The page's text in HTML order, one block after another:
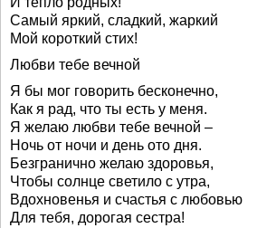
Самый яркий, сладкий, жаркий
Мой короткий стих!
Любви тебе вечной
Я бы мог говорить бесконечно,
Как я рад, что ты есть у меня.
Я желаю любви тебе вечной –
Ночь от ночи и день ото дня.
Безгранично желаю здоровья,
Чтобы солнце светило с утра,
Вдохновенья и счастья с любовью
Для тебя, дорогая сестра!